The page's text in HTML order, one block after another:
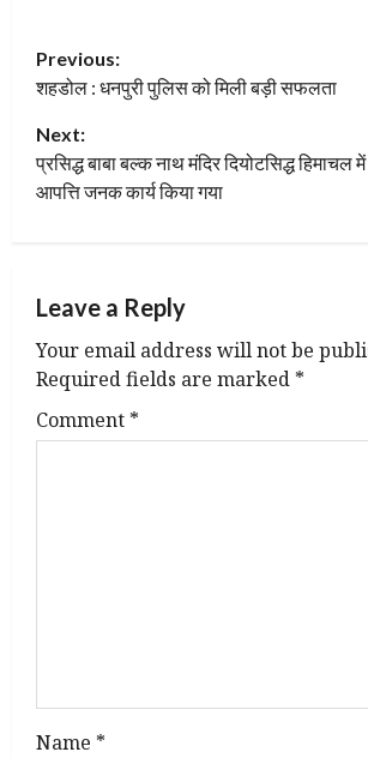
P
o
s
t
a
v
i
g
n
Previous:
शहडोल : धनपुरी पुलिस को मिली बड़ी सफलता
Next:
प्रसिद्ध बाबा बल्क नाथ मंदिर दियोटसिद्ध हिमाचल
आपत्ति जनक कार्य किया गया
Leave a Reply
Your email address will not be
Required fields are marked *
Comment *
Name *